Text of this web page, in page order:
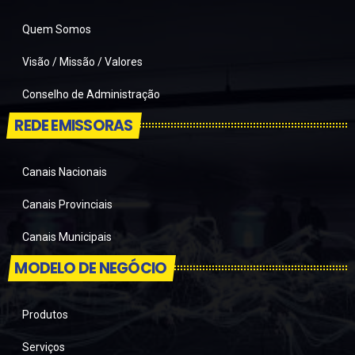
Quem Somos
Visão / Missão / Valores
Conselho de Administração
REDE EMISSORAS
Canais Nacionais
Canais Provinciais
Canais Municipais
MODELO DE NEGÓCIO
Produtos
Serviços